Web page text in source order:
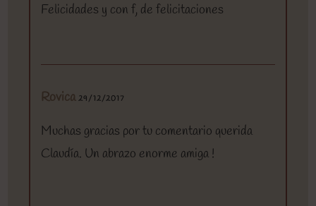
Felicidades y con f, de felicitaciones
Rovica 29/12/2017
Muchas gracias por tu comentario querida
Claudía. Un abrazo enorme amiga !